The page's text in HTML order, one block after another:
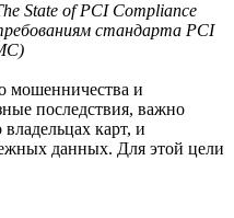
State of PCI Compliance
стандарта PCI
мошенничества и
последствия, важно
карт, и
данных. Для этой цели